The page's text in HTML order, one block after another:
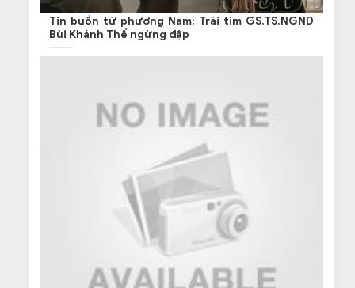
Tin buồn từ phương Nam: Trái tim GS.TS.NGND
Bùi Khánh Thế ngừng đập